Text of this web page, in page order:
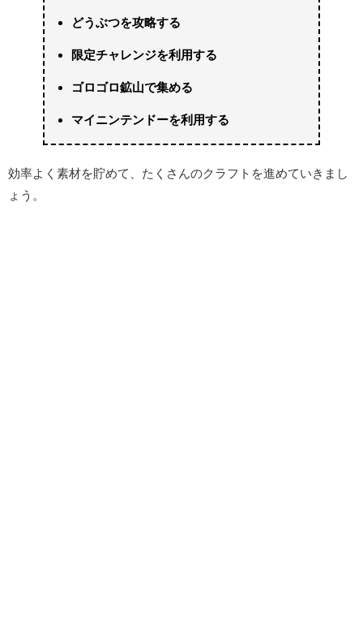
どうぶつを攻略する
限定チャレンジを利用する
ゴロゴロ鉱山で集める
マイニンテンドーを利用する
効率よく素材を貯めて、たくさんのクラフトを進めていきまし
ょう。